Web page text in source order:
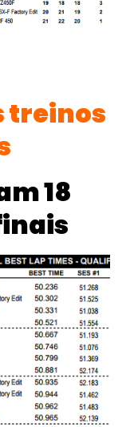
treinos
18